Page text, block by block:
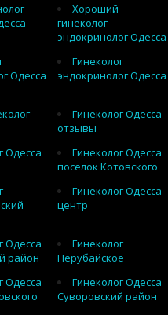
Хороший
гинеколог
эндокринолог Одесса
Одесса
Гинеколог
эндокринолог Одесса
Гинеколог Одесса
отзывы
Одесса
Гинеколог Одесса
поселок Котовского
Гинеколог Одесса
центр
Одесса
район
Гинеколог
Нерубайское
Одесса
Гинеколог Одесса
Суворовский район